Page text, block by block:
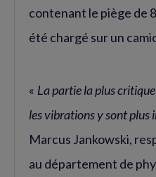
contenant le piège de
été chargé sur un
« La partie la plus
les vibrations y sont plus
Marcus Jankowski,
au département de